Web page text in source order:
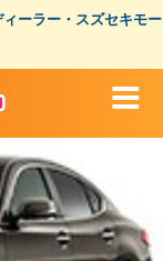
ーラー・スズセキモー